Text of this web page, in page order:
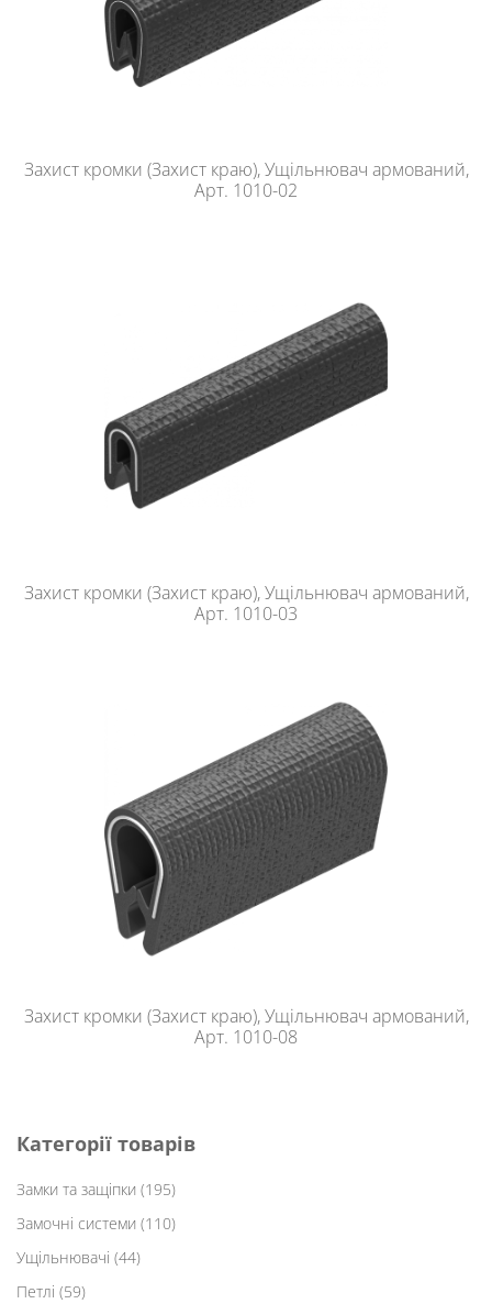
Захист кромки (Захист краю), Ущільнювач армований,
Арт. 1010-02
Захист кромки (Захист краю), Ущільнювач армований,
Арт. 1010-03
Захист кромки (Захист краю), Ущільнювач армований,
Арт. 1010-08
Категорії товарів
Замки та защіпки (195)
Замочні системи (110)
Ущільнювачі (44)
Петлі (59)